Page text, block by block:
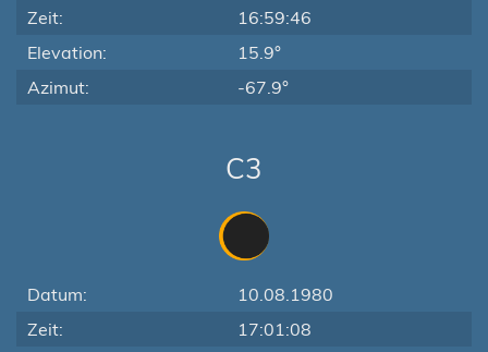
Zeit:
16:59:46
Elevation:
15.9°
Azimut:
-67.9°
C3
Datum:
10.08.1980
Zeit:
17:01:08